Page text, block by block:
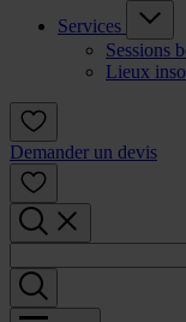
Services
Sessions
Lieux
Demander un devis